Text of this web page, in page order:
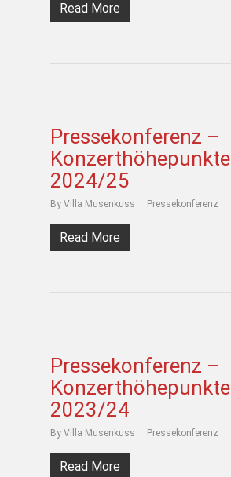
Read More
Pressekonferenz –
Konzerthöhepunkte
2024/25
By Villa Musenkuss Pressekonferenz
Read More
Pressekonferenz –
Konzerthöhepunkte
2023/24
By Villa Musenkuss Pressekonferenz
Read More